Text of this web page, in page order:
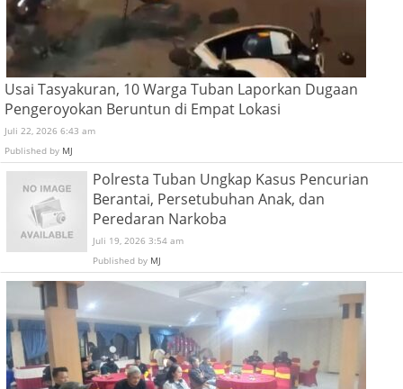
Usai Tasyakuran, 10 Warga Tuban Laporkan Dugaan
Pengeroyokan Beruntun di Empat Lokasi
Juli 22, 2026 6:43 am
Published by MJ
Polresta Tuban Ungkap Kasus Pencurian
Berantai, Persetubuhan Anak, dan
Peredaran Narkoba
Juli 19, 2026 3:54 am
Published by MJ